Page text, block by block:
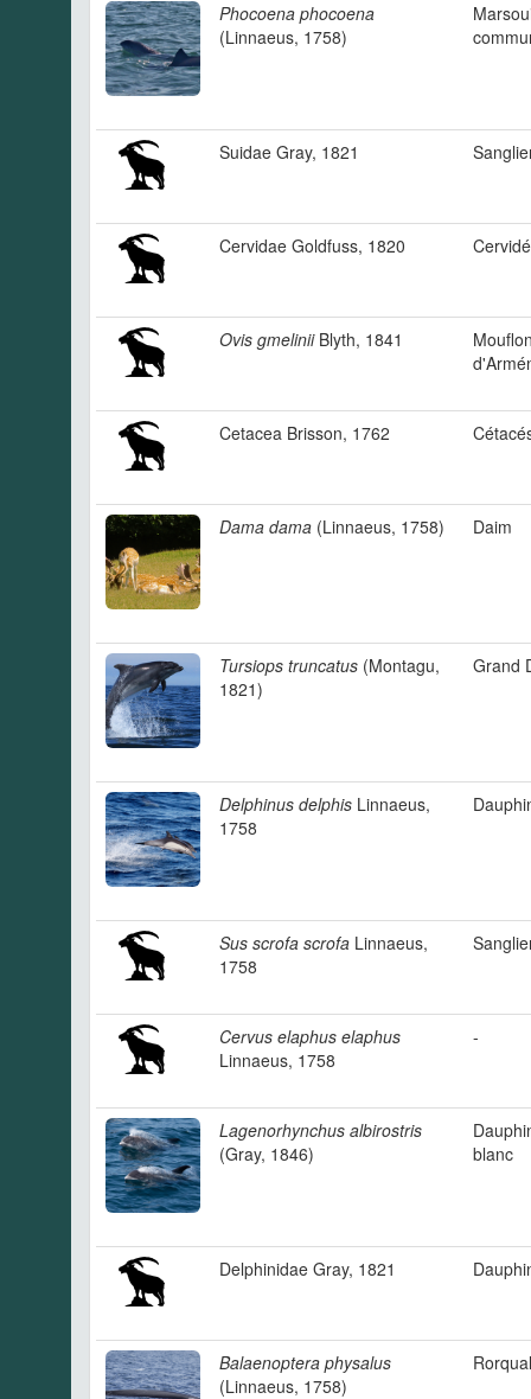
Phocoena phocoena
(Linnaeus, 1758)
Suidae Gray, 1821
Cervidae Goldfuss, 1820
Ovis gmeliniiBlyth, 1841
Cetacea Brisson, 1762
Dama dama (Linnaeus, 1758) Daim
Tursiops truncatus (Montagu,
1821)
Grand
Delphinus delphis Linnaeus,
1758
Sus scrofa scrofa Linnaeus,
1758
Cervus elaphus elaphus
Linnaeus, 1758
-
Lagenorhynchus albirostris
(Gray, 1846)
blanc
Delphinidae Gray, 1821
Balaenoptera physalus
(Linnaeus, 1758)